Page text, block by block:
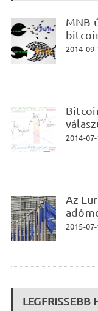
MNB
2014-
2014-
Az
2015-
LEGFRISSEBB